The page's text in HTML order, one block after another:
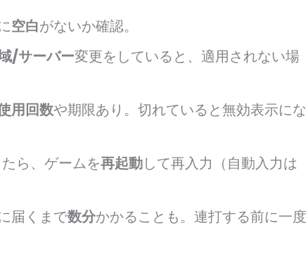
空白がないか確認。
/サーバー変更をしていると、適用されない場
用回数や期限あり。切れていると無効表示にな
ら、ゲームを再起動して再入力（自動入力は
届くまで数分かかることも。連打する前に一度